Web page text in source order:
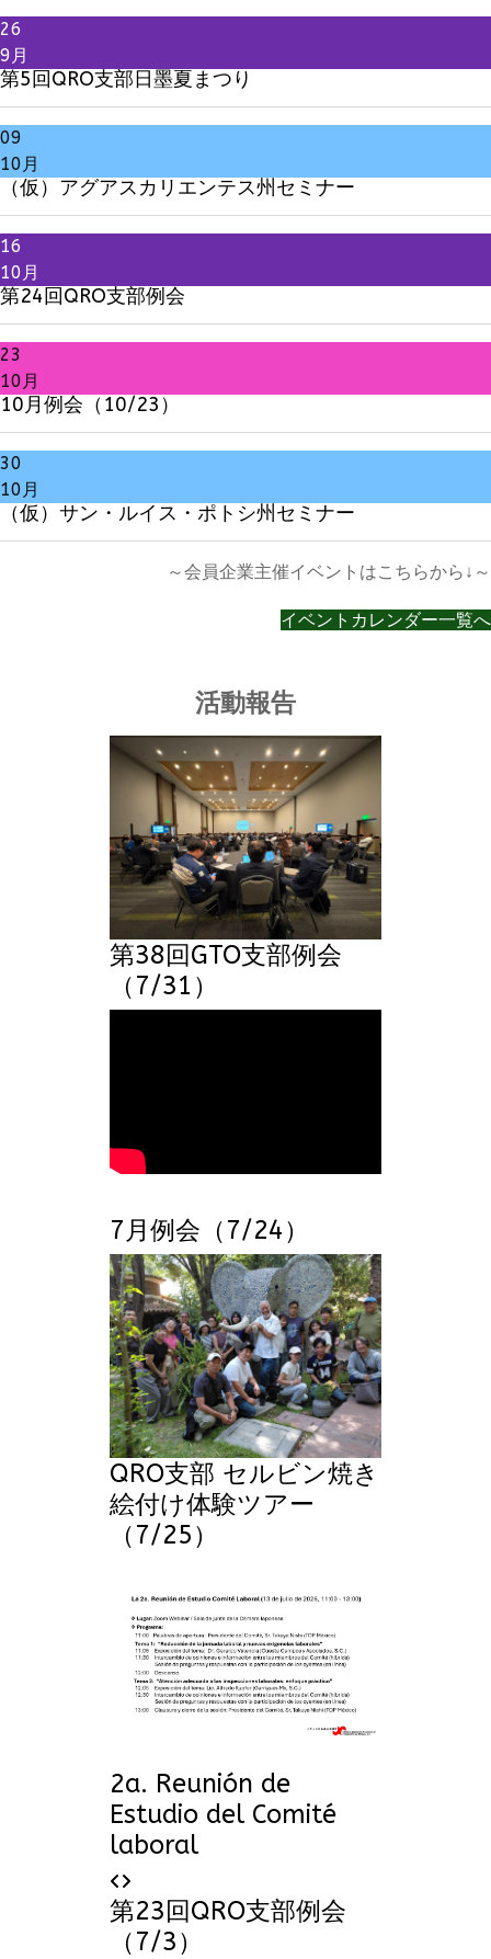
26
9月
第5回QRO支部日墨夏まつり
09
10月
（仮）アグアスカリエンテス州セミナー
16
10月
第24回QRO支部例会
23
10月
10月例会（10/23）
30
10月
（仮）サン・ルイス・ポトシ州セミナー
～会員企業主催イベントはこちらから↓～
イベントカレンダー一覧へ
活動報告
第38回GTO支部例会
（7/31）
7月例会（7/24）
QRO支部 セルビン焼き
絵付け体験ツアー
（7/25）
2a. Reunión de
Estudio del Comité
laboral
第23回QRO支部例会
（7/3）